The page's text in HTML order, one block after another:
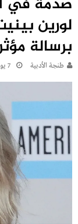
برسالة
طنجة الأدبية 7 يوليو، 2026